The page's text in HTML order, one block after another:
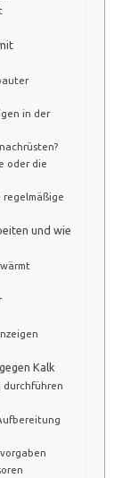
in der
oder die
regelmäßige
und wie
Kalk
durchführen